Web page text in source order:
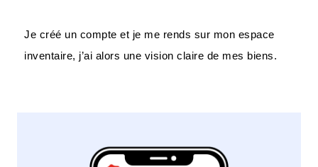
Je créé un compte et je me rends sur mon espace
inventaire, j’ai alors une vision claire de mes biens.